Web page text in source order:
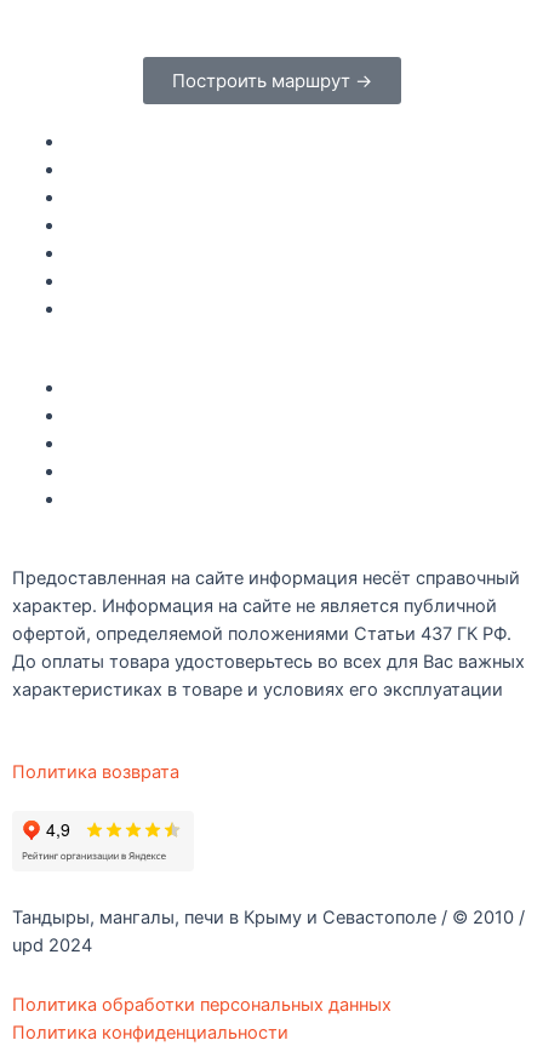
Построить маршрут →
Предоставленная на сайте информация несёт справочный
характер. Информация на сайте не является публичной
офертой, определяемой положениями Статьи 437 ГК РФ.
До оплаты товара удостоверьтесь во всех для Вас важных
характеристиках в товаре и условиях его эксплуатации
Политика возврата
Тандыры, мангалы, печи в Крыму и Севастополе / © 2010 /
upd 2024
Политика обработки персональных данных
Политика конфиденциальности